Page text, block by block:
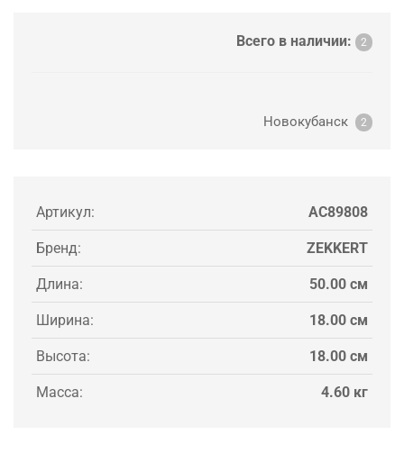
Всего в наличии: 2
Новокубанск 2
Артикул: AC89808
Бренд: ZEKKERT
Длина: 50.00 см
Ширина: 18.00 см
Высота: 18.00 см
Масса: 4.60 кг